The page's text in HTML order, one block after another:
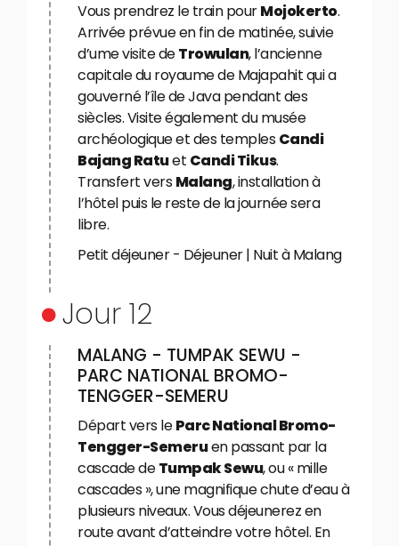
Vous prendrez le train pourMojokerto.
Arrivée prévue en fin de matinée, suivie
d’ume visite deTrowulan, l’ancienne
capitale du royaume de Majapahit qui a
gouverné l’île de Java pendant des
siècles. Visite également du musée
archéologique et des templesCandi
Bajang Ratuet Candi Tikus.
Transfert versMalang, installation à
l’hôtel puis le reste de la journée sera
libre.
Petit déjeuner - Déjeuner | Nuit à Malang
Jour 12
MALANG - TUMPAK SEWU -
PARC NATIONAL BROMO-
TENGGER-SEMERU
Départ vers leParc National Bromo-
Tengger-Semeruen passant par la
cascade deTumpak Sewu, ou « mille
cascades », une magnifique chute d’eau à
plusieurs niveaux. Vous déjeunerez en
route avant d’atteindre votre hôtel. En